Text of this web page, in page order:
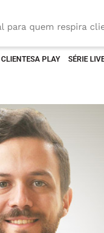
para quem respira
CLIENTESA PLAY SÉRIE